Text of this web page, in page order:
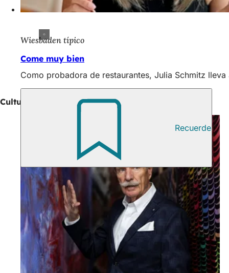
Wiesbaden típico
Come muy bien
Como probadora de restaurantes, Julia Schmitz
Recuerde
Cultura e Historia